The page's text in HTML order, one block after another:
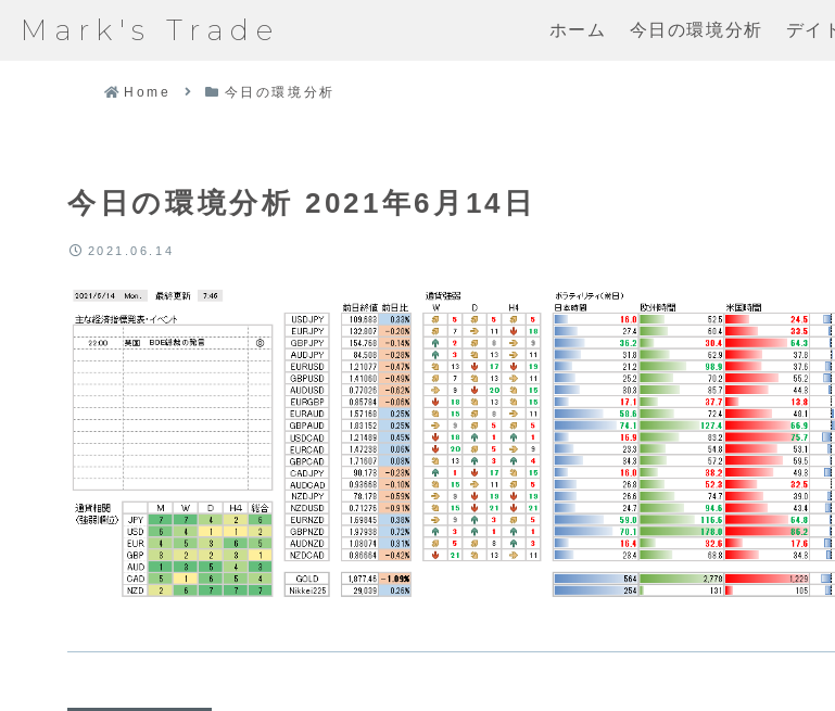
Mark's Trade ホーム 今日の環境分析 デイ
Home 今日の環境分析
今日の環境分析 2021年6月14日
2021.06.14